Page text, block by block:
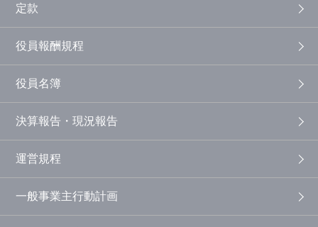
定款
役員報酬規程
役員名簿
決算報告・現況報告
運営規程
一般事業主行動計画